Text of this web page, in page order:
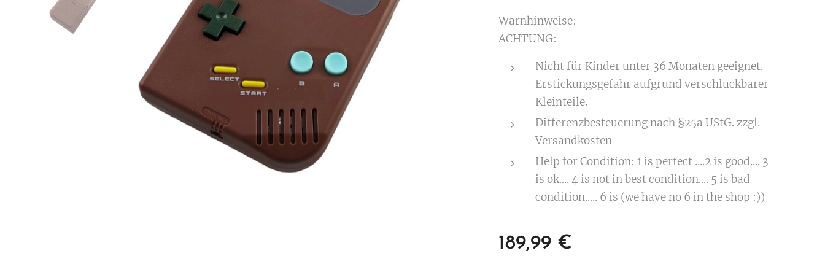
Warnhinweise:
ACHTUNG:
Nicht für Kinder unter 36 Monaten geeignet.
Erstickungsgefahr aufgrund verschluckbarer
Kleinteile.
Differenzbesteuerung nach §25a UStG. zzgl.
Versandkosten
Help for Condition: 1 is perfect ....2 is good.... 3
is ok.... 4 is not in best condition.... 5 is bad
condition..... 6 is (we have no 6 in the shop :))
189,99 €